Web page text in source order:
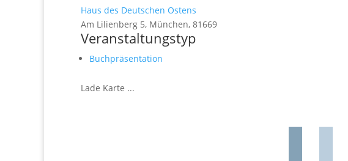
Haus des Deutschen Ostens
Am Lilienberg 5, München, 81669
Veranstaltungstyp
Buchpräsentation
Lade Karte ...